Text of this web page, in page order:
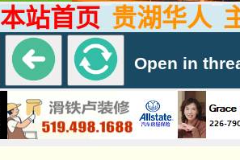
本站首页 贵湖华人
Open in